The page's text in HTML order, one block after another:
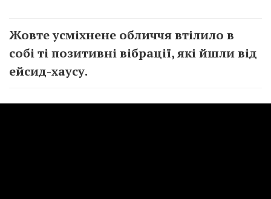
Жовте усміхнене обличчя втілило в
собі ті позитивні вібрації, які йшли від
ейсид-хаусу.